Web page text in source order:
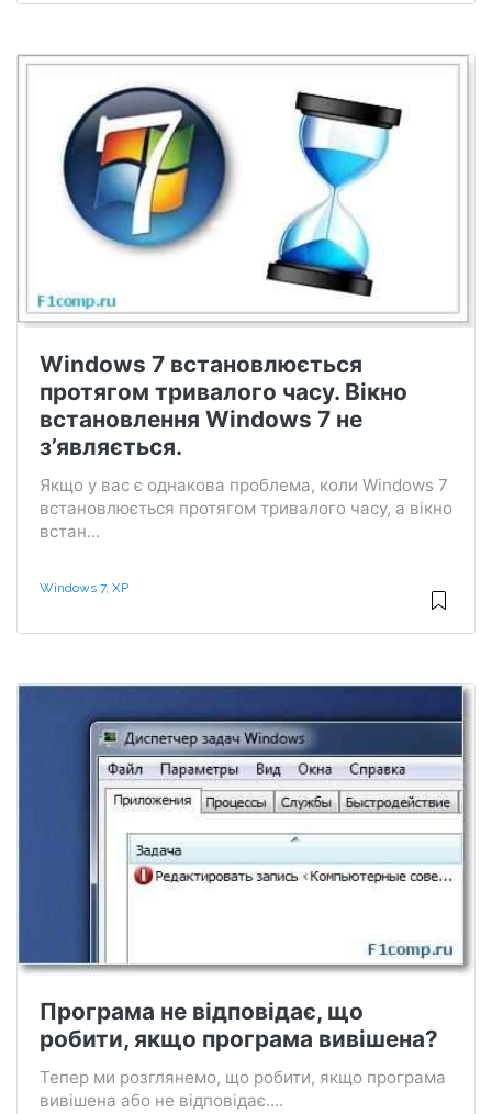
Windows 7 встановлюється
протягом тривалого часу. Вікно
встановлення Windows 7 не
з’являється.
Якщо у вас є однакова проблема, коли Windows 7
встановлюється протягом тривалого часу, а вікно
встан...
Windows 7, XP
Програма не відповідає, що
робити, якщо програма вивішена?
Тепер ми розглянемо, що робити, якщо програма
вивішена або не відповідає....